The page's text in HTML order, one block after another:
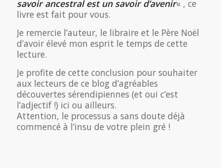
savoir ancestral est un savoir d’avenir« , ce
livre est fait pour vous.
Je remercie l’auteur, le libraire et le Père Noël
d’avoir élevé mon esprit le temps de cette
lecture.
Je profite de cette conclusion pour souhaiter
aux lecteurs de ce blog d’agréables
découvertes sérendipiennes (et oui c’est
l’adjectif !) ici ou ailleurs.
Attention, le processus a sans doute déjà
commencé à l’insu de votre plein gré !